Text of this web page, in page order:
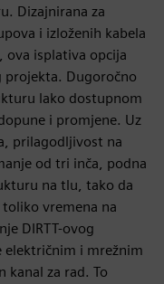
Dizajnirana za
i izloženih kabela
ova isplativa opcija
projekta. Dugoročno
lako dostupnom
i promjene. Uz
prilagodljivost na
od tri inča, podna
na tlu, tako da
vremena na
DIRTT-ovog
električnim i mrežnim
kanal za rad. To